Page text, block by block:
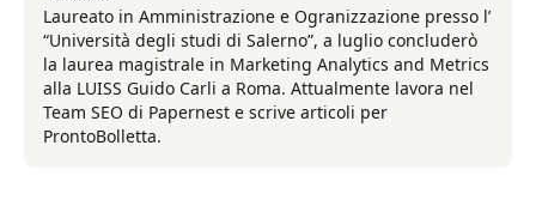
Laureato in Amministrazione e Ogranizzazione presso l’
“Università degli studi di Salerno”, a luglio concluderò
la laurea magistrale in Marketing Analytics and Metrics
alla LUISS Guido Carli a Roma. Attualmente lavora nel
Team SEO di Papernest e scrive articoli per
ProntoBolletta.